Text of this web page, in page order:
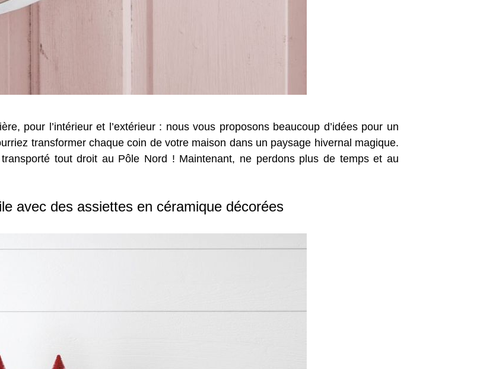
pour l’intérieur et l’extérieur : nous vous proposons beaucoup d’idées pour un
transformer chaque coin de votre maison dans un paysage hivernal magique.
tout droit au Pôle Nord ! Maintenant, ne perdons plus de temps et au
avec des assiettes en céramique décorées